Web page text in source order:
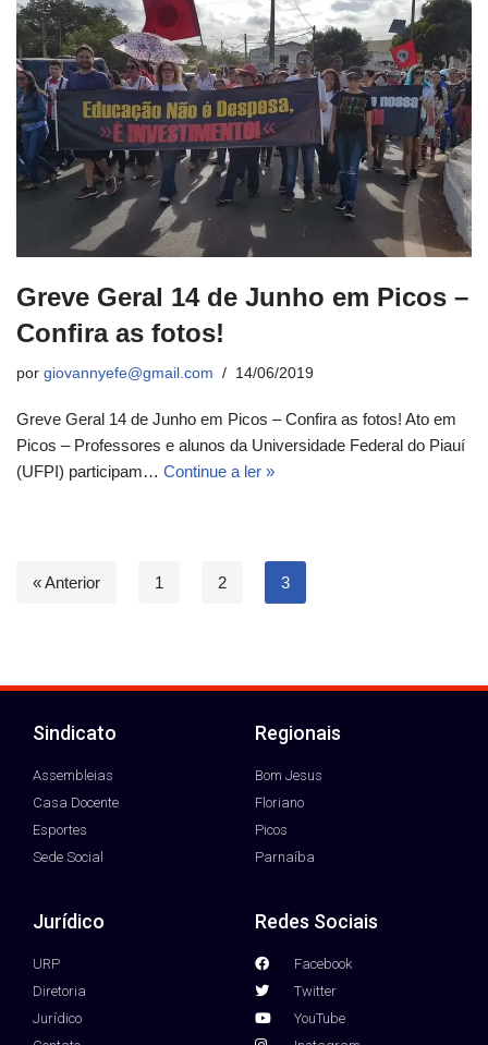
Greve Geral 14 de Junho em Picos –
Confira as fotos!
por giovannyefe@gmail.com 14/06/2019
Greve Geral 14 de Junho em Picos – Confira as fotos! Ato em
Picos – Professores e alunos da Universidade Federal do Piauí
(UFPI) participam… Continue a ler »
« Anterior 1 2 3
Sindicato
Assembleias
Casa Docente
Esportes
Sede Social
Regionais
Bom Jesus
Floriano
Picos
Parnaíba
Jurídico
URP
Diretoria
Jurídico
Redes Sociais
Facebook
Twitter
YouTube